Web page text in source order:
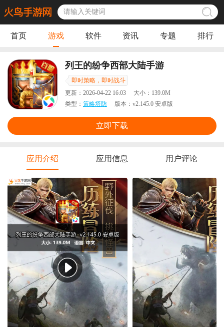
首页 游戏 软件 资讯 专题 排行
列王的纷争西部大陆手游
即时策略，即时战斗
更新： 2026-04-22 16:03 大小： 139.0M
类型： 策略塔防 版本： v2.145.0 安卓版
立即下载
应用介绍 应用信息 用户评论